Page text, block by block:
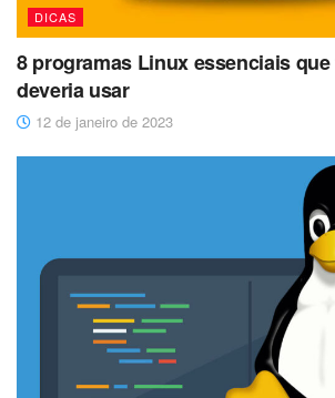
DICAS
8 programas Linux essenciais
deveria usar
12 de janeiro de 2023